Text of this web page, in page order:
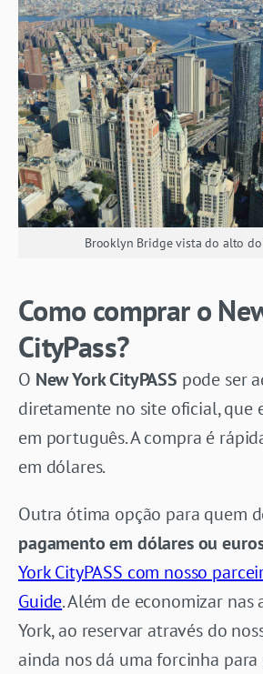
Brooklyn Bridge vista do alto
Como comprar o
CityPass?
O New York CityPASS pode ser
diretamente no site oficial, que
em português. A compra é
em dólares.
Outra ótima opção para quem
pagamento em dólares ou
York CityPASS com nosso
Guide. Além de economizar nas
York, ao reservar através do
ainda nos dá uma forcinha